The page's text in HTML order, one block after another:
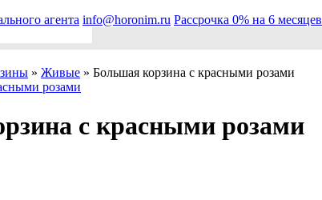
агента info@horonim.ru Рассрочка 0% на 6 месяцев
» Живые » Большая корзина с красными розами
с красными розами